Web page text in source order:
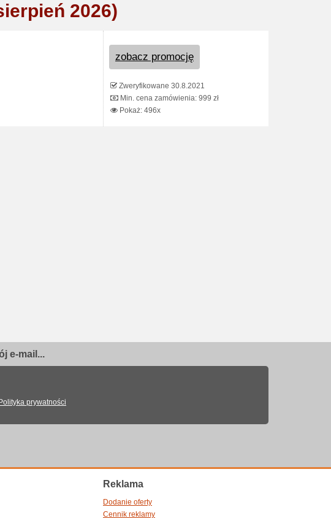
2026)
zobacz promocję
Zweryfikowane 30.8.2021
Min. cena zamówienia: 999 zł
Pokaż: 496x
e-mail...
Polityka prywatności
Reklama
Dodanie oferty
Cennik reklamy